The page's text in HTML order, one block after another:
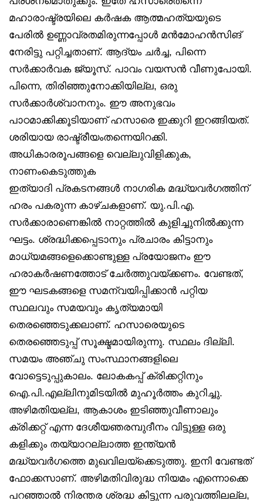
മഹാരാഷ്ട്രയിലെ കർഷക ആത്മഹത്യയുടെ
പേരിൽ ഉണ്ണാവ്രതമിരുന്നപ്പോൾ മൻമോഹൻസിങ്
നേരിട്ടു പറ്റിച്ചതാണ്. ആദ്യം ചർച്ച, പിന്നെ
സർക്കാർവക ജ്യൂസ്. പാവം വയസൻ വീണുപോയി.
പിന്നെ, തിരിഞ്ഞുനോക്കിയില്ല, ഒരു
സർക്കാർശ്വാനനും. ഈ അനുഭവം
പാഠമാക്കിക്കൂടിയാണ് ഹസാരെ ഇക്കുറി ഇറങ്ങിയത്.
ശരിയായ രാഷ്ട്രീയംതന്നെയിറക്കി.
അധികാരരൂപങ്ങളെ വെല്ലുവിളിക്കുക,
നാണംകെടുത്തുക
ഇത്യാദി പ്രകടനങ്ങൾ നാഗരിക മദ്ധ്യവർഗത്തിന്
ഹരം പകരുന്ന കാഴ്ചകളാണ്. യു.പി.എ.
സർക്കാരാണെങ്കിൽ നാറ്റത്തിൽ കുളിച്ചുനിൽക്കുന്ന
ഘട്ടം. ശ്രദ്ധിക്കപ്പെടാനും പ്രചാരം കിട്ടാനും
മാധ്യമങ്ങളെക്കൊണ്ടുള്ള പ്രയോജനം ഈ
ഹരാകർഷണത്തോട് ചേർത്തുവയ്ക്കണം. വേണ്ടത്,
ഈ ഘടകങ്ങളെ സമന്വയിപ്പിക്കാൻ പറ്റിയ
സ്ഥലവും സമയവും കൃത്യമായി
തെരഞ്ഞെടുക്കലാണ്. ഹസാരെയുടെ
തെരഞ്ഞെടുപ്പ് സൂക്ഷ്മമായിരുന്നു. സ്ഥലം ദില്ലി.
സമയം അഞ്ചു സംസ്ഥാനങ്ങളിലെ
വോട്ടെടുപ്പുകാലം. ലോകകപ്പ് ക്രിക്കറ്റിനും
ഐ.പി.എല്ലിനുമിടയിൽ മുഹൂർത്തം കുറിച്ചു.
അഴിമതിയല്ല, ആകാശം ഇടിഞ്ഞുവീണാലും
ക്രിക്കറ്റ് എന്ന ദേശീയഞരമ്പുദീനം വിട്ടുള്ള ഒരു
കളിക്കും തയ്യാറല്ലാത്ത ഇന്ത്യൻ
മദ്ധ്യവർഗത്തെ മുഖവിലയ്‌ക്കെടുത്തു. ഇനി വേണ്ടത്
ഫോക്കസാണ്. അഴിമതിവിരുദ്ധ നിയമം എന്നൊക്കെ
പറഞ്ഞാൽ നിരന്തര ശ്രദ്ധ കിട്ടുന്ന പരുവത്തിലല്ല,